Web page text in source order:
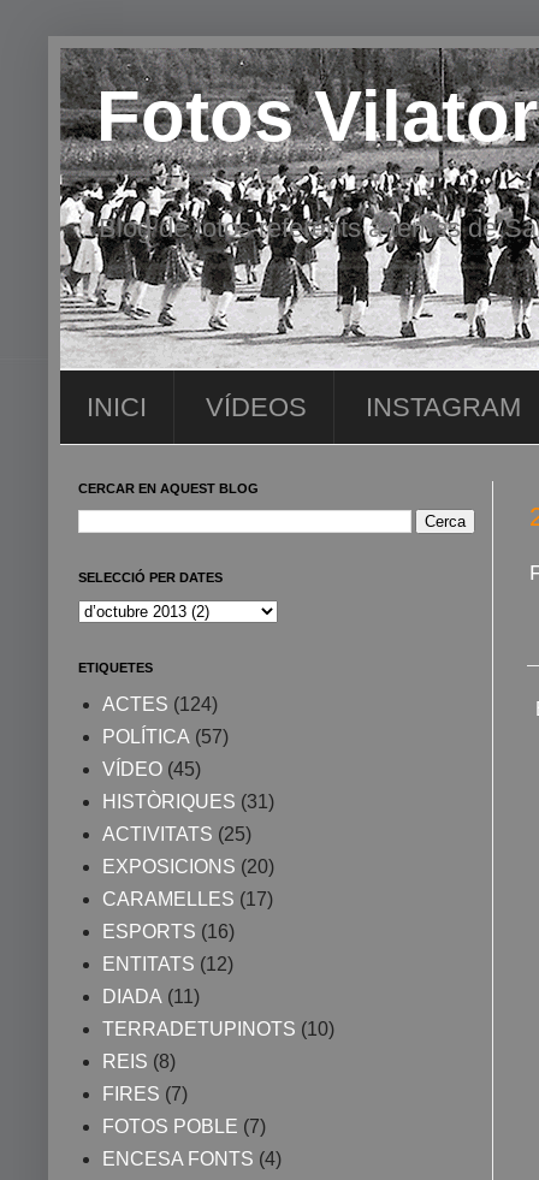
Fotos
Blog de fotos referents a temes de
INICI VÍDEOS INSTAGRAM
CERCAR EN AQUEST BLOG
SELECCIÓ PER DATES
ETIQUETES
ACTES (124)
POLÍTICA (57)
VÍDEO (45)
HISTÒRIQUES (31)
ACTIVITATS (25)
EXPOSICIONS (20)
CARAMELLES (17)
ESPORTS (16)
ENTITATS (12)
DIADA (11)
TERRADETUPINOTS (10)
REIS (8)
FIRES (7)
FOTOS POBLE (7)
ENCESA FONTS (4)